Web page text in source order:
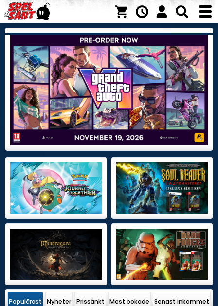
Populärast Nyheter Prissänkt Mest bokade Senast inkommet